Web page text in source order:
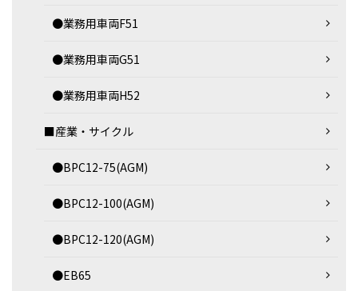
●業務用車両F51
●業務用車両G51
●業務用車両H52
■産業・サイクル
●BPC12-75(AGM)
●BPC12-100(AGM)
●BPC12-120(AGM)
●EB65